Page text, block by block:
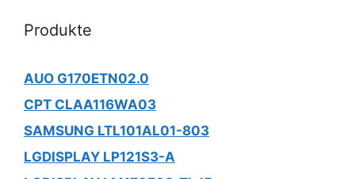
Produkte
AUO G170ETN02.0
CPT CLAA116WA03
SAMSUNG LTL101AL01-803
LGDISPLAY LP121S3-A